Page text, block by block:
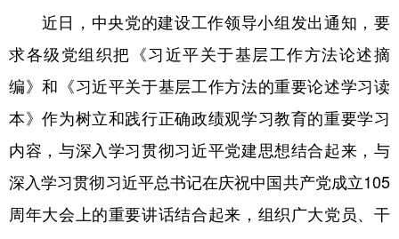
多语种频道
English Español Français عربى
Deutsch Português
近日，中央党的建设工作领导小组发出通知，要
求各级党组织把《习近平关于基层工作方法论述摘
编》和《习近平关于基层工作方法的重要论述学习读
本》作为树立和践行正确政绩观学习教育的重要学习
内容，与深入学习贯彻习近平党建思想结合起来，与
深入学习贯彻习近平总书记在庆祝中国共产党成立105
周年大会上的重要讲话结合起来，组织广大党员、干